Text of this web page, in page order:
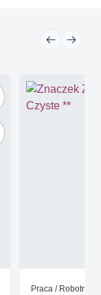
Praca / Robotnicy